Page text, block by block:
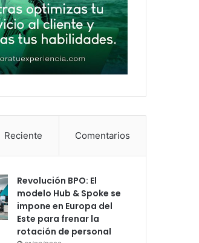
Reciente Comentarios
Revolución BPO: El
modelo Hub & Spoke se
impone en Europa del
Este para frenar la
rotación de personal